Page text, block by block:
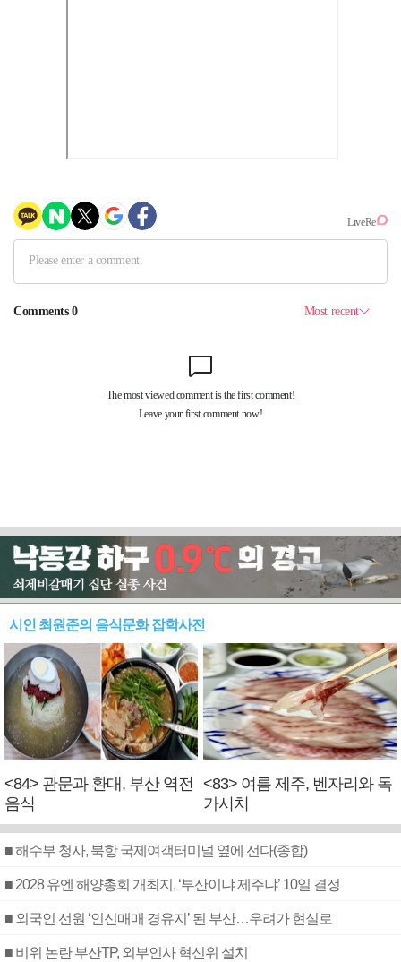
시인 최원준의 음식문화 잡학사전
<84> 관문과 환대, 부산 역전
음식
<83> 여름 제주, 벤자리와 독
가시치
■ 해수부 청사, 북항 국제여객터미널 옆에 선다(종합)
■ 2028 유엔 해양총회 개최지, ‘부산이냐 제주냐’ 10일 결정
■ 외국인 선원 ‘인신매매 경유지’ 된 부산…우려가 현실로
■ 비위 논란 부산TP, 외부인사 혁신위 설치